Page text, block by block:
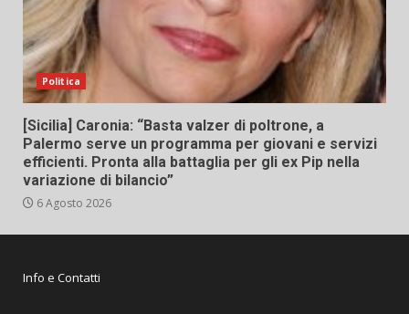
Politica
[Sicilia] Caronia: “Basta valzer di poltrone, a
Palermo serve un programma per giovani e servizi
efficienti. Pronta alla battaglia per gli ex Pip nella
variazione di bilancio”
6 Agosto 2026
Info e Contatti